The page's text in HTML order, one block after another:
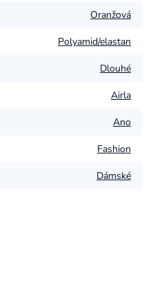
Oranžová
Polyamid/elastan
Dlouhé
Airla
Ano
Fashion
Dámské